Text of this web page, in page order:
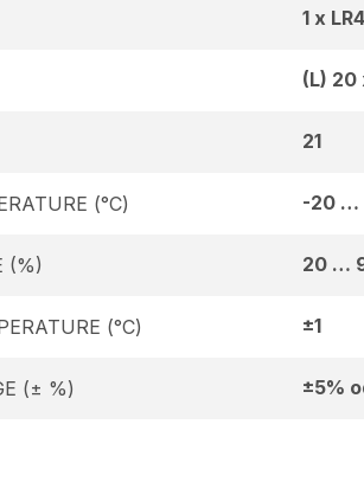
1 x
(L) 20
21
(°C) -20 …
(%) 20 …
(°C) ±1
(± %) ±5%